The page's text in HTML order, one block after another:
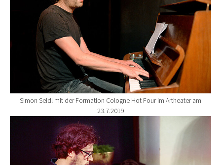
Simon Seidl mit der Formation Cologne Hot Four im Artheater am
23.7.2019
Show larger version for: